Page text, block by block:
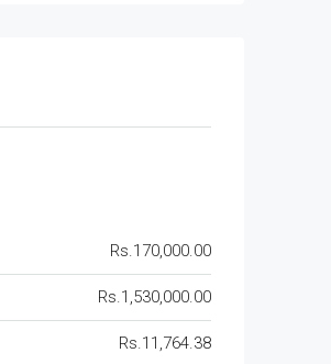
Rs.170,000.00
Rs.1,530,000.00
Rs.11,764.38